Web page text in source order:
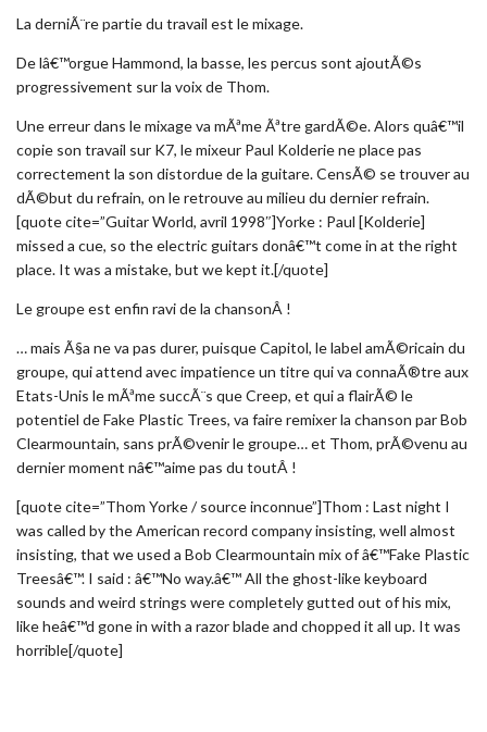
La derniÃ¨re partie du travail est le mixage.
De lâ€™orgue Hammond, la basse, les percus sont ajoutÃ©s
progressivement sur la voix de Thom.
Une erreur dans le mixage va mÃªme Ãªtre gardÃ©e. Alors quâ€™il
copie son travail sur K7, le mixeur Paul Kolderie ne place pas
correctement la son distordue de la guitare. CensÃ© se trouver au
dÃ©but du refrain, on le retrouve au milieu du dernier refrain.
[quote cite=”Guitar World, avril 1998″]Yorke : Paul [Kolderie]
missed a cue, so the electric guitars donâ€™t come in at the right
place. It was a mistake, but we kept it.[/quote]
Le groupe est enfin ravi de la chansonÂ !
… mais Ã§a ne va pas durer, puisque Capitol, le label amÃ©ricain du
groupe, qui attend avec impatience un titre qui va connaÃ®tre aux
Etats-Unis le mÃªme succÃ¨s que Creep, et qui a flairÃ© le
potentiel de Fake Plastic Trees, va faire remixer la chanson par Bob
Clearmountain, sans prÃ©venir le groupe… et Thom, prÃ©venu au
dernier moment nâ€™aime pas du toutÂ !
[quote cite=”Thom Yorke / source inconnue”]Thom : Last night I
was called by the American record company insisting, well almost
insisting, that we used a Bob Clearmountain mix of â€™Fake Plastic
Treesâ€™. I said : â€™No way.â€™ All the ghost-like keyboard
sounds and weird strings were completely gutted out of his mix,
like heâ€™d gone in with a razor blade and chopped it all up. It was
horrible[/quote]